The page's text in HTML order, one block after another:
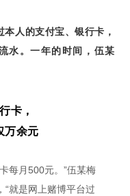
人的支付宝、银行卡，
水。一年的时间，伍某
卡，
万余元
每月500元。”伍某梅
“就是网上赌博平台过